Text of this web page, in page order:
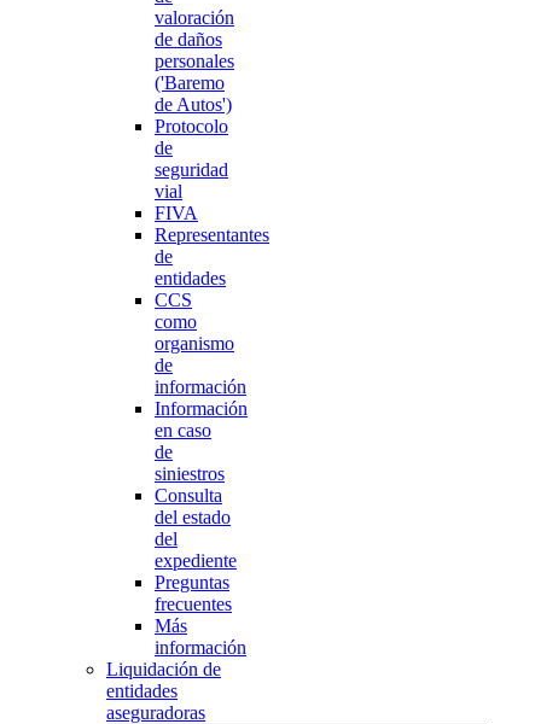
valoración
de daños
personales
('Baremo
de Autos')
Protocolo
de
seguridad
vial
FIVA
Representantes
de
entidades
CCS
como
organismo
de
información
Información
en caso
de
siniestros
Consulta
del estado
del
expediente
Preguntas
frecuentes
Más
información
Liquidación de
entidades
aseguradoras